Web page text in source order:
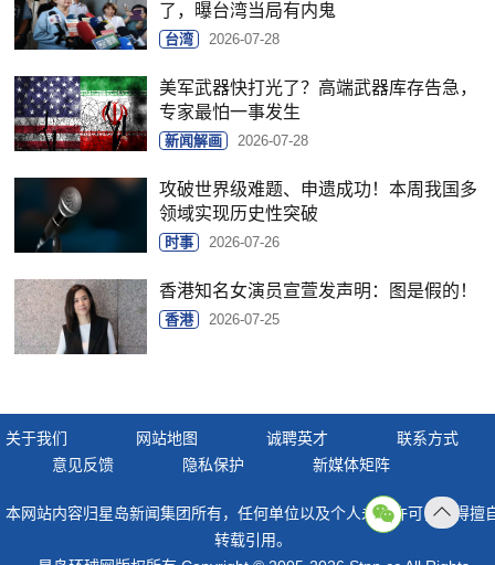
了，曝台湾当局有内鬼
台湾 2026-07-28
美军武器快打光了？高端武器库存告急，
专家最怕一事发生
新闻解画 2026-07-28
攻破世界级难题、申遗成功！本周我国多
领域实现历史性突破
时事 2026-07-26
香港知名女演员宣萱发声明：图是假的！
香港 2026-07-25
关于我们 网站地图 诚聘英才
联系方式
意见反馈
隐私保护 新媒体矩阵
本网站内容归星岛新闻集团所有，任何单位以及个人未经许可，不得擅
转载引用。